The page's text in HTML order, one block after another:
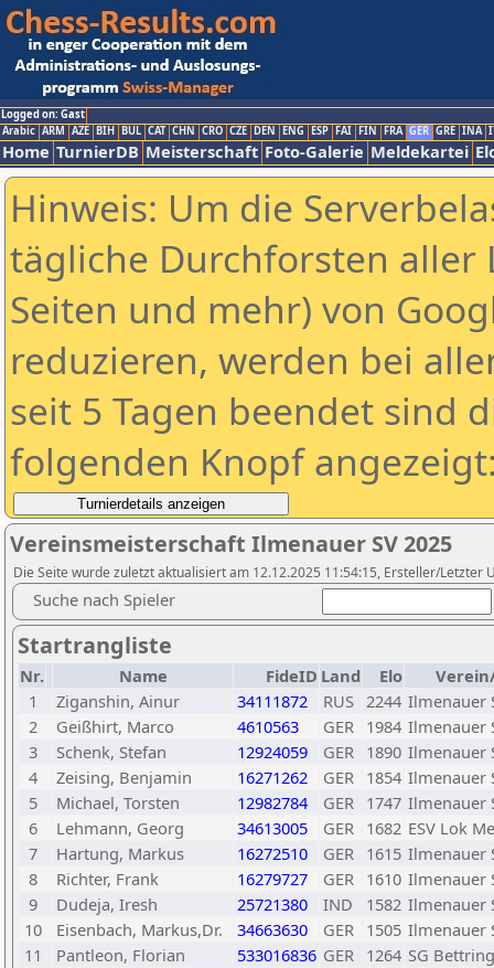
Logged on: Gast
Arabic ARM AZE BIH BUL CAT CHN CRO CZE DEN ENG ESP FAI FIN FRA GER GRE INA
Home TurnierDB Meisterschaft Foto-Galerie Meldekartei
Hinweis: Um die
tägliche Durchforsten aller
Seiten und mehr) von
reduzieren, werden bei
seit 5 Tagen beendet sind
folgenden Knopf
Vereinsmeisterschaft Ilmenauer SV 2025
Die Seite wurde zuletzt aktualisiert am 12.12.2025 11:54:15, Ersteller/Letzter
Suche nach Spieler
Startrangliste
Nr. Name FideID Land Elo
1
Ziganshin, Ainur 34111872 RUS 2244 Ilmenauer
2
Geißhirt, Marco 4610563 GER 1984 Ilmenauer
3
Schenk, Stefan 12924059 GER 1890 Ilmenauer
4
Zeising, Benjamin 16271262 GER 1854 Ilmenauer
5
Michael, Torsten 12982784 GER 1747 Ilmenauer
6
Lehmann, Georg 34613005 GER 1682 ESV Lok
7
Hartung, Markus 16272510 GER 1615 Ilmenauer
8
Richter, Frank 16279727 GER 1610 Ilmenauer
9
Dudeja, Iresh 25721380 IND 1582 Ilmenauer
10
Eisenbach, Markus,Dr. 34663630 GER 1505 Ilmenauer
11
Pantleon, Florian 533016836 GER 1264 SG